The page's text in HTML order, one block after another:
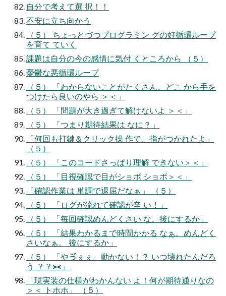
自分で考えて選 択！！
不安に立ち向かう
（５） ちょっとづつプログラミン グの好循環ループ
を育て ていく
課題は自分の今の感情に気付 くところから （５）
憂鬱な悪循環ループ
（５） 「わからないことがたくさん。どこ から手を
つけたら良いのやら ＞＜」
（５） 「問題が大き過ぎて解けないよ ＞＜」
（５） 「つまり期待結果は なに？」
「何回も打鍵＆クリック操 作で、指がつかれたよ」
（５）
（５） 「このコードさっぱり理解 できない＞＜」
（５） 「目視確認で目がショボ ショボ＞＜」
「確認作業は 単調で退屈だなぁ」 （５）
（５） 「ログが流れて確認が辛 い！」
（５） 「毎回確認めんどくさい な。後にするか」
（５） 「結果わかるまで時間かかる なぁ。めんどく
さいなぁ。 後にするか」
（５） 「やゔぇぇ。動かない！？ いつ壊れたんだろ
う ？？><」
「現実装の仕様がわかんない よ！何が期待通りなの
＞＜ トホホ」 （５）